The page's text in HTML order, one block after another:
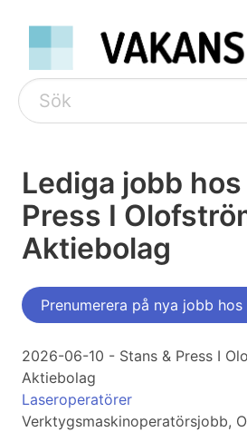
Lediga jobb
Press I
Aktiebolag
Prenumerera på nya jobb
2026-06-10 - Stans & Press I
Aktiebolag
Laseroperatörer
Verktygsmaskinoperatörsjobb,